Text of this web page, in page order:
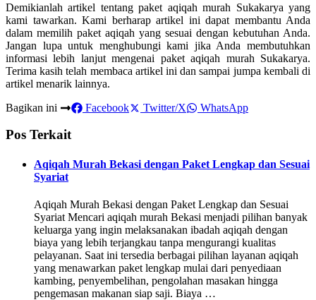
Demikianlah artikel tentang paket aqiqah murah Sukakarya yang
kami tawarkan. Kami berharap artikel ini dapat membantu Anda
dalam memilih paket aqiqah yang sesuai dengan kebutuhan Anda.
Jangan lupa untuk menghubungi kami jika Anda membutuhkan
informasi lebih lanjut mengenai paket aqiqah murah Sukakarya.
Terima kasih telah membaca artikel ini dan sampai jumpa kembali di
artikel menarik lainnya.
Bagikan ini
Facebook Twitter/X WhatsApp
Pos Terkait
Aqiqah Murah Bekasi dengan Paket Lengkap dan Sesuai
Syariat
Aqiqah Murah Bekasi dengan Paket Lengkap dan Sesuai
Syariat Mencari aqiqah murah Bekasi menjadi pilihan banyak
keluarga yang ingin melaksanakan ibadah aqiqah dengan
biaya yang lebih terjangkau tanpa mengurangi kualitas
pelayanan. Saat ini tersedia berbagai pilihan layanan aqiqah
yang menawarkan paket lengkap mulai dari penyediaan
kambing, penyembelihan, pengolahan masakan hingga
pengemasan makanan siap saji. Biaya …